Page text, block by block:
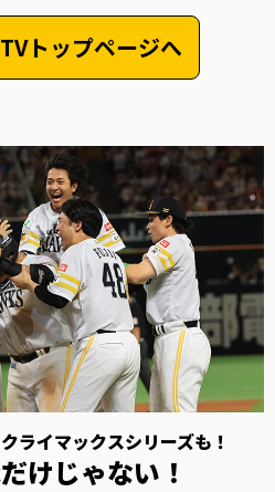
トップページへ
ライマックスシリーズも！
けじゃない！